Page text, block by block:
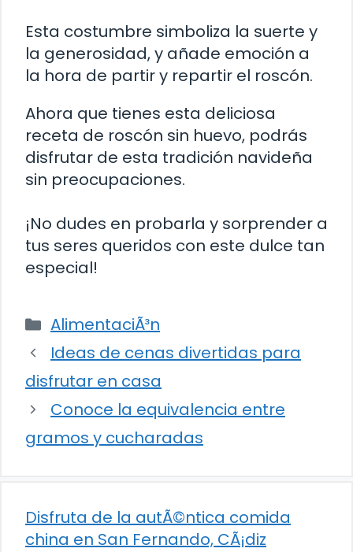
Esta costumbre simboliza la suerte y
la generosidad, y añade emoción a
la hora de partir y repartir el roscón.
Ahora que tienes esta deliciosa
receta de roscón sin huevo, podrás
disfrutar de esta tradición navideña
sin preocupaciones.
¡No dudes en probarla y sorprender a
tus seres queridos con este dulce tan
especial!
Categorías
AlimentaciÃ³n
Ideas de cenas divertidas para
disfrutar en casa
Conoce la equivalencia entre
gramos y cucharadas
Disfruta de la autÃ©ntica comida
china en San Fernando, CÃ¡diz